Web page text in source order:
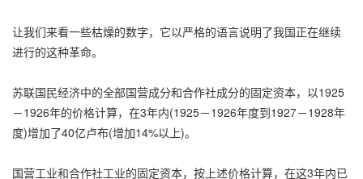
让我们来看一些枯燥的数字，它以严格的语言说明了我国正在继续
进行的这种革命。
苏联国民经济中的全部国营成分和合作社成分的固定资本，以1925
－1926年的价格计算，在3年内(1925－1926年度到1927－1928年
度)增加了40亿卢布(增加14%以上)。
国营工业和合作社工业的固定资本，按上述价格计算，在这3年内已